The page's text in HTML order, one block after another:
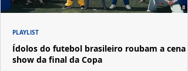
Ídolos do futebol brasileiro roubam a cena
show da final da Copa
PLAYLIST